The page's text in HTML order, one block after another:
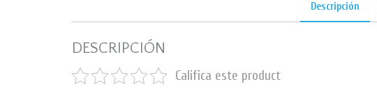
Descripción
DESCRIPCIÓN
Califica este product